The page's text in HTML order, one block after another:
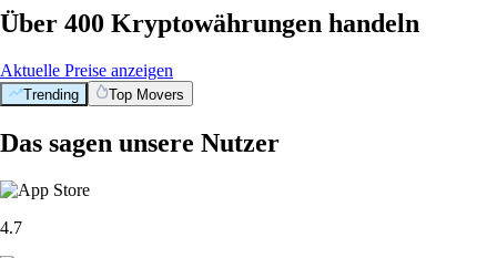
Über 400 Kryptowährungen handeln
Aktuelle Preise anzeigen
Trending Top Movers
Das sagen unsere Nutzer
4.7